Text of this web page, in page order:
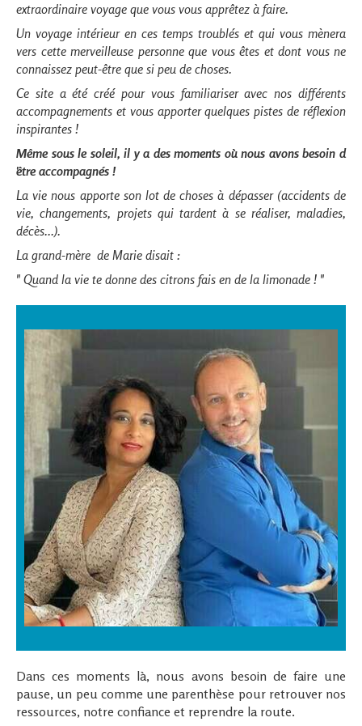
extraordinaire voyage que vous vous apprêtez à faire.
Un voyage intérieur en ces temps troublés et qui vous mènera
vers cette merveilleuse personne que vous êtes et dont vous ne
connaissez peut-être que si peu de choses.
Ce site a été créé pour vous familiariser avec nos différents
accompagnements et vous apporter quelques pistes de réflexion
inspirantes !
Même sous le soleil, il y a des moments où nous avons besoin d
'être accompagnés !
La vie nous apporte son lot de choses à dépasser (accidents de
vie, changements, projets qui tardent à se réaliser, maladies,
décès...).
La grand-mère de Marie disait :
" Quand la vie te donne des citrons fais en de la limonade ! "
Dans ces moments là, nous avons besoin de faire une
pause, un peu comme une parenthèse pour retrouver nos
ressources, notre confiance et reprendre la route.